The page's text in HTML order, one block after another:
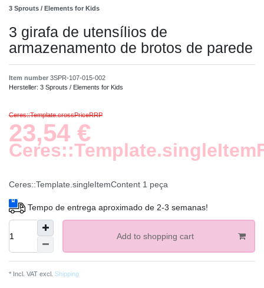
3 Sprouts / Elements for Kids
3 girafa de utensílios de
armazenamento de brotos de parede
Item number 3SPR-107-015-002
Hersteller: 3 Sprouts / Elements for Kids
Ceres::Template.crossPriceRRP
23,54 €
Ceres::Template.singleItemContent 1 peça
Tempo de entrega aproximado de 2-3 semanas!
Add to shopping cart
* Incl. VAT excl. Shipping